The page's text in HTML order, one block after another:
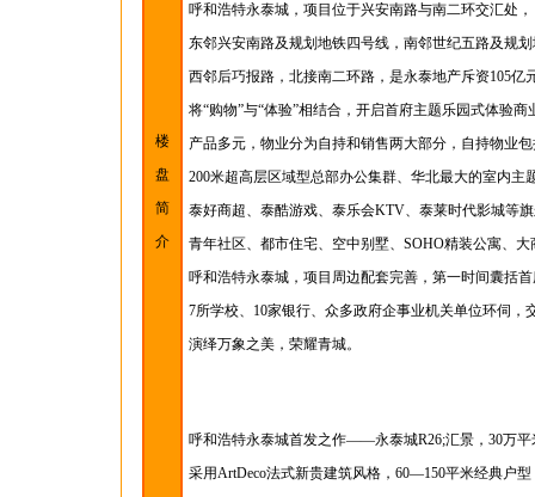
楼
盘
简
介
呼和浩特永泰城，项目位于兴安南路与南二环交汇处，
东邻兴安南路及规划地铁四号线，南邻世纪五路及规
西邻后巧报路，北接南二环路，是永泰地产斥资105亿
将“购物”与“体验”相结合，开启首府主题乐园式体验
产品多元，物业分为自持和销售两大部分，自持物业
200米超高层区域型总部办公集群、华北最大的室内主
泰好商超、泰酷游戏、泰乐会KTV、泰莱时代影城等
青年社区、都市住宅、空中别墅、SOHO精装公寓、
呼和浩特永泰城，项目周边配套完善，第一时间囊括
7所学校、10家银行、众多政府企事业机关单位环伺
演绎万象之美，荣耀青城。
呼和浩特永泰城首发之作——永泰城R26;汇景，30万
采用ArtDeco法式新贵建筑风格，60—150平米经典户